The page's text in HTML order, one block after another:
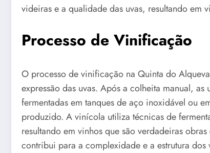
videiras e a qualidade das uvas, resultando em
Processo de Vinificação
O processo de vinificação na Quinta do
expressão das uvas. Após a colheita manual, as
fermentadas em tanques de aço inoxidável ou
produzido. A vinícola utiliza técnicas de
resultando em vinhos que são verdadeiras
contribui para a complexidade e a estrutura dos